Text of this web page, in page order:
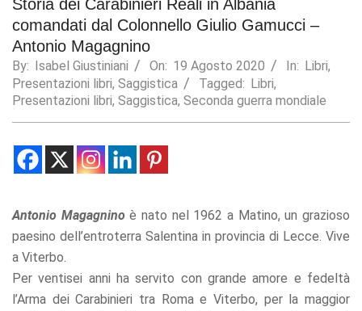
Storia dei Carabinieri Reali in Albania
comandati dal Colonnello Giulio Gamucci –
Antonio Magagnino
By: Isabel Giustiniani On: 19 Agosto 2020 In: Libri,
Presentazioni libri, Saggistica Tagged: Libri,
Presentazioni libri, Saggistica, Seconda guerra mondiale
Antonio Magagninoè nato nel 1962 a Matino, un grazioso
paesino dell’entroterra Salentina in provincia di Lecce. Vive
a Viterbo.
Per ventisei anni ha servito con grande amore e fedeltà
l’Arma dei Carabinieri tra Roma e Viterbo, per la maggior
Statistics
In order for
us to
improve the
website's
functionality
based on
how the
Experience
In order for
our website
to perform